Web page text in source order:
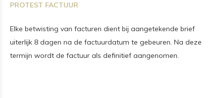
PROTEST FACTUUR
Elke betwisting van facturen dient bij aangetekende brief
uiterlijk 8 dagen na de factuurdatum te gebeuren. Na deze
termijn wordt de factuur als definitief aangenomen.